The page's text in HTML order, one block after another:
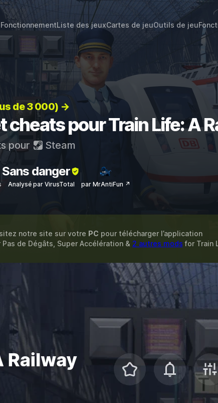
FonctionnementListe des jeuxCartes de jeuOutils de jeu
de 3 000) →
cheats pour Train Life: A
pour Steam
Sans danger
Analysé par VirusTotal par MrAntiFun ↗
notre site sur votre PC pour télécharger l’application
Pas de Dégâts, Super Accélération & 2 autres mods for Train